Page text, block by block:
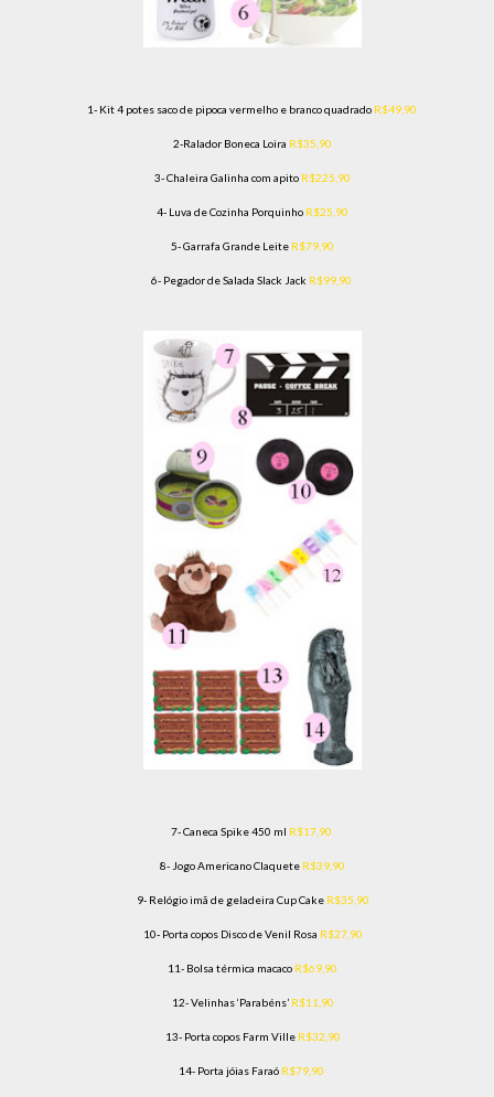
1- Kit 4 potes saco de pipoca vermelho e branco quadrado R$49,90
2-Ralador Boneca Loira R$35,90
3- Chaleira Galinha com apito R$225,90
4- Luva de Cozinha Porquinho R$25,90
5- Garrafa Grande Leite R$79,90
6- Pegador de Salada Slack Jack R$99,90
7- Caneca Spike 450 ml R$17,90
8- Jogo Americano Claquete R$39,90
9- Relógio imã de geladeira Cup Cake R$35,90
10- Porta copos Disco de Venil Rosa R$27,90
11- Bolsa térmica macaco R$69,90
12- Velinhas ‘Parabéns’ R$11,90
13- Porta copos Farm Ville R$32,90
14- Porta jóias Faraó R$79,90